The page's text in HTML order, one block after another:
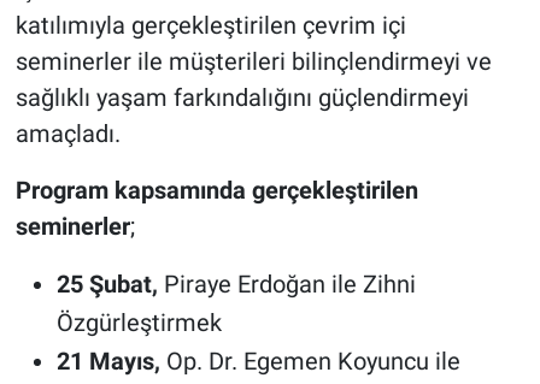
katılımıyla gerçekleştirilen çevrim içi
seminerler ile müşterileri bilinçlendirmeyi ve
sağlıklı yaşam farkındalığını güçlendirmeyi
amaçladı.
Program kapsamında gerçekleştirilen
seminerler;
25 Şubat, Piraye Erdoğan ile Zihni
Özgürleştirmek
21 Mayıs, Op. Dr. Egemen Koyuncu ile